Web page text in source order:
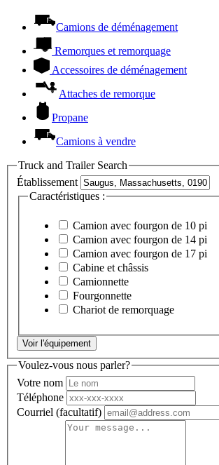
Camions de déménagement
Remorques et remorquage
Accessoires de déménagement
Attaches de remorque
Propane
Camions à vendre
Truck and Trailer Search
Établissement
Caractéristiques :
Camion avec fourgon de 10 pi
Camion avec fourgon de 14 pi
Camion avec fourgon de 17 pi
Cabine et châssis
Camionnette
Fourgonnette
Chariot de remorquage
Voir l'équipement
Voulez-vous nous parler?
Votre nom
Téléphone
Courriel (facultatif)